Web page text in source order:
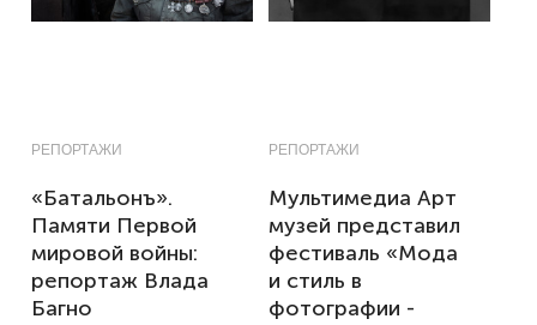
РЕПОРТАЖИ
«Батальонъ».
Памяти Первой
мировой войны:
репортаж Влада
Багно
РЕПОРТАЖИ
Мультимедиа Арт
музей представил
фестиваль «Мода
и стиль в
фотографии -